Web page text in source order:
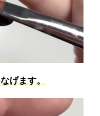
げます。